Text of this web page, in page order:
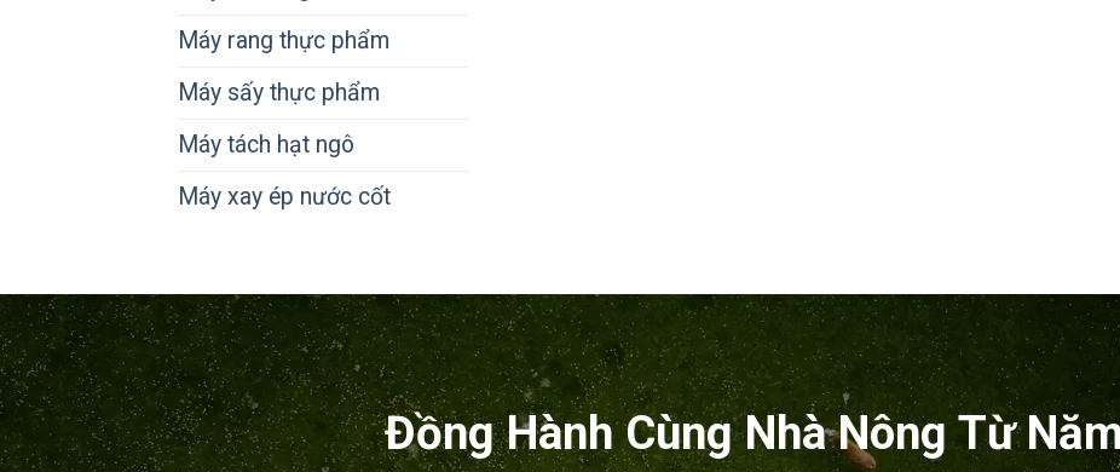
Máy rang thực phẩm
Máy sấy thực phẩm
Máy tách hạt ngô
Máy xay ép nước cốt
Đồng Hành Cùng Nhà Nông Từ